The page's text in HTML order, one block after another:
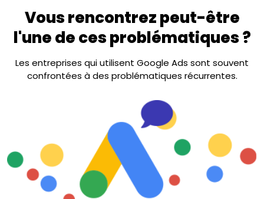
Vous rencontrez peut-être
l'une de ces problématiques ?
Les entreprises qui utilisent Google Ads sont souvent
confrontées à des problématiques récurrentes.